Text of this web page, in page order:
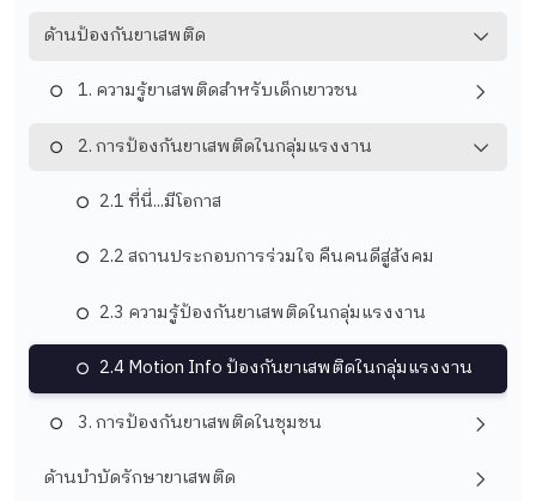
ด้านป้องกันยาเสพติด
1. ความรู้ยาเสพติดสำหรับเด็กเยาวชน
2. การป้องกันยาเสพติดในกลุ่มแรงงาน
2.1 ที่นี่...มีโอกาส
2.2 สถานประกอบการร่วมใจ คืนคนดีสู่สังคม
2.3 ความรู้ป้องกันยาเสพติดในกลุ่มแรงงาน
2.4 Motion Info ป้องกันยาเสพติดในกลุ่มแรงงาน
3. การป้องกันยาเสพติดในชุมชน
ด้านบำบัดรักษายาเสพติด